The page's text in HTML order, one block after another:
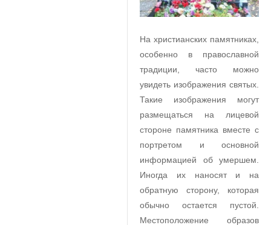
На христианских памятниках,
особенно в православной
традиции, часто можно
увидеть изображения святых.
Такие изображения могут
размещаться на лицевой
стороне памятника вместе с
портретом и основной
информацией об умершем.
Иногда их наносят и на
обратную сторону, которая
обычно остается пустой.
Местоположение образов